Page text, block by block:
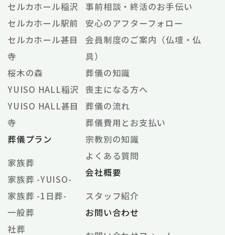
セルカホール稲沢
セルカホール駅前
セルカホール甚目
寺
桜木の森
YUISO HALL稲沢
YUISO HALL甚目
寺
葬儀プラン
家族葬
家族葬 -YUISO-
家族葬 -1日葬-
一般葬
社葬
事前相談・終活のお手伝い
安心のアフターフォロー
会員制度のご案内（仏壇・仏
具）
葬儀の知識
喪主になる方へ
葬儀の流れ
葬儀費用とお支払い
宗教別の知識
よくある質問
会社概要
スタッフ紹介
お問い合わせ